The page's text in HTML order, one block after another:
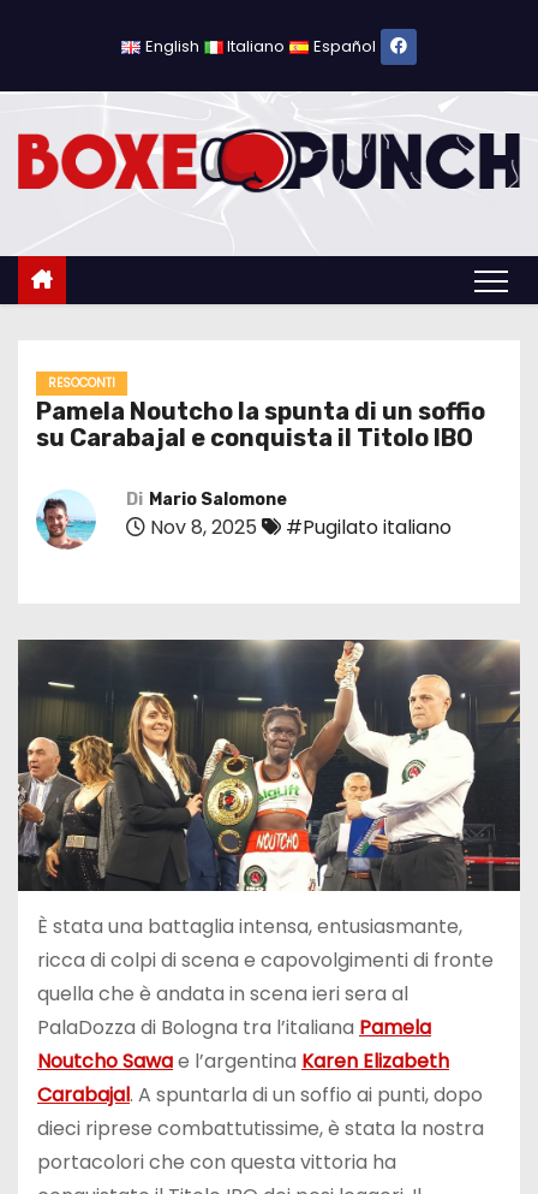
c
English Italiano Español
RESOCONTI
Pamela Noutcho la spunta di un soffio
su Carabajal e conquista il Titolo IBO
Di Mario Salomone
Nov 8, 2025 #Pugilato italiano
È stata una battaglia intensa, entusiasmante,
ricca di colpi di scena e capovolgimenti di fronte
quella che è andata in scena ieri sera al
PalaDozza di Bologna tra l’italiana Pamela
Noutcho Sawae l’argentina Karen Elizabeth
Carabajal. A spuntarla di un soffio ai punti, dopo
dieci riprese combattutissime, è stata la nostra
portacolori che con questa vittoria ha